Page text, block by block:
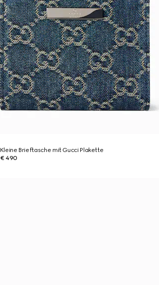
Kleine Brieftasche mit Gucci Plakette
€ 490